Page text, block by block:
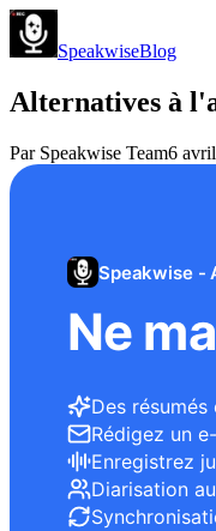
SpeakwiseBlog
Alternatives à
Par Speakwise Team6
Speakwise -
Ne
Des
Rédigez un
Enregistrez
Diarisation